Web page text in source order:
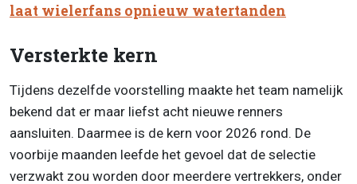
laat wielerfans opnieuw watertanden
Versterkte kern
Tijdens dezelfde voorstelling maakte het team namelijk
bekend dat er maar liefst acht nieuwe renners
aansluiten. Daarmee is de kern voor 2026 rond. De
voorbije maanden leefde het gevoel dat de selectie
verzwakt zou worden door meerdere vertrekkers, onder